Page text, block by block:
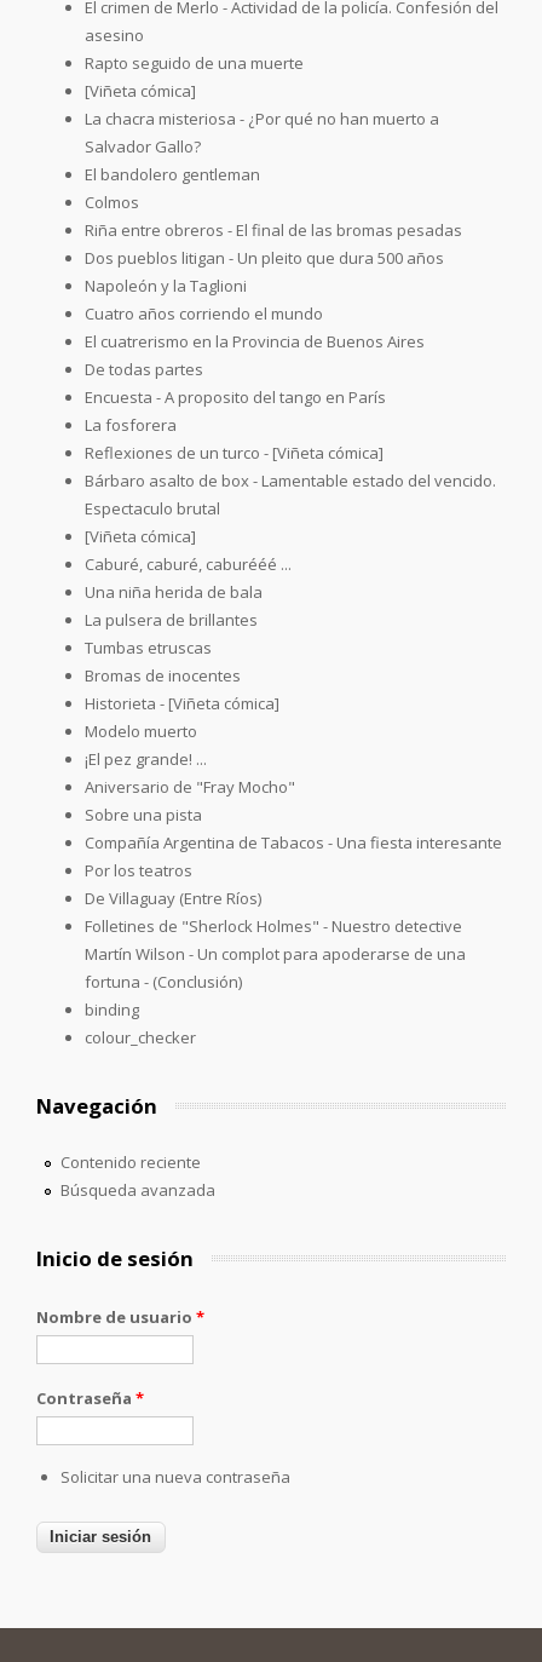
El crimen de Merlo - Actividad de la policía. Confesión del
asesino
Rapto seguido de una muerte
[Viñeta cómica]
La chacra misteriosa - ¿Por qué no han muerto a
Salvador Gallo?
El bandolero gentleman
Colmos
Riña entre obreros - El final de las bromas pesadas
Dos pueblos litigan - Un pleito que dura 500 años
Napoleón y la Taglioni
Cuatro años corriendo el mundo
El cuatrerismo en la Provincia de Buenos Aires
De todas partes
Encuesta - A proposito del tango en París
La fosforera
Reflexiones de un turco - [Viñeta cómica]
Bárbaro asalto de box - Lamentable estado del vencido.
Espectaculo brutal
[Viñeta cómica]
Caburé, caburé, caburééé ...
Una niña herida de bala
La pulsera de brillantes
Tumbas etruscas
Bromas de inocentes
Historieta - [Viñeta cómica]
Modelo muerto
¡El pez grande! ...
Aniversario de "Fray Mocho"
Sobre una pista
Compañía Argentina de Tabacos - Una fiesta interesante
Por los teatros
De Villaguay (Entre Ríos)
Folletines de "Sherlock Holmes" - Nuestro detective
Martín Wilson - Un complot para apoderarse de una
fortuna - (Conclusión)
binding
colour_checker
Navegación
Contenido reciente
Búsqueda avanzada
Inicio de sesión
Nombre de usuario *
Contraseña *
Solicitar una nueva contraseña